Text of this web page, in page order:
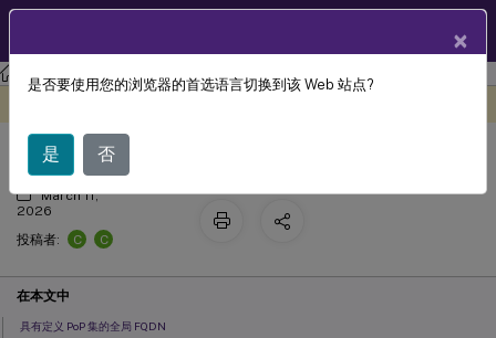
Citrix Gateway 服务
商业区域的 PoP
March 11,
2026
投稿者:
C C
在本文中
具有定义 PoP 集的全局 FQDN
×
是否要使用您的浏览器的首选语言切换到该 Web 站点?
是 否